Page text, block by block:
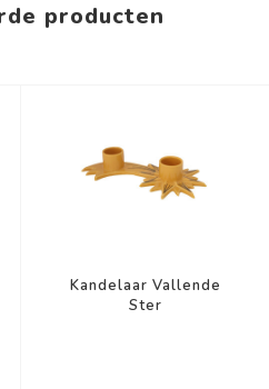
producten
Kandelaar Vallende
Ster